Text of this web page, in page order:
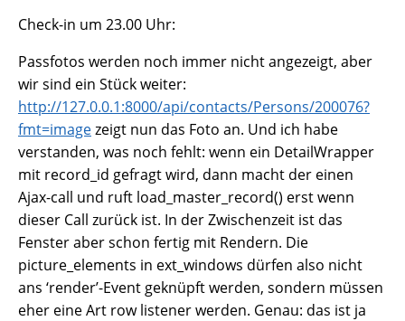
Check-in um 23.00 Uhr:
Passfotos werden noch immer nicht angezeigt, aber
wir sind ein Stück weiter:
http://127.0.0.1:8000/api/contacts/Persons/200076?
fmt=imagezeigt nun das Foto an. Und ich habe
verstanden, was noch fehlt: wenn ein DetailWrapper
mit record_id gefragt wird, dann macht der einen
Ajax-call und ruft load_master_record() erst wenn
dieser Call zurück ist. In der Zwischenzeit ist das
Fenster aber schon fertig mit Rendern. Die
picture_elements in ext_windows dürfen also nicht
ans ‘render’-Event geknüpft werden, sondern müssen
eher eine Art row listener werden. Genau: das ist ja